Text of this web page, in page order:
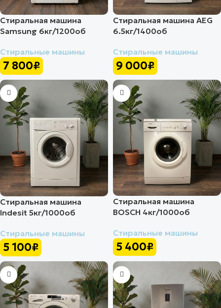
Стиральная машина
Samsung 6кг/1200об
Стиральные машины
7 800₽
Стиральная машина AEG
6.5кг/1400об
Стиральные машины
9 000₽
Стиральная машина
Indesit 5кг/1000об
Стиральные машины
5 100₽
Стиральная машина
BOSCH 4кг/1000об
Стиральные машины
5 400₽